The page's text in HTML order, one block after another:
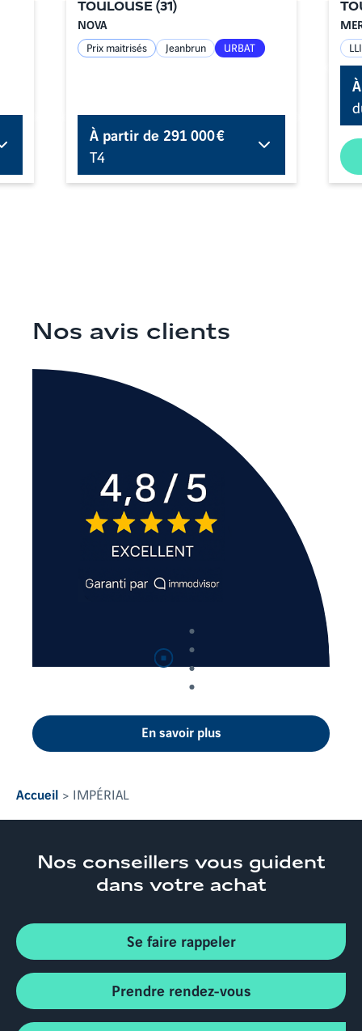
TOULOUSE (31)
NOVA
Prix maitrisés Jeanbrun URBAT
À partir de291 000 €
T4
LLI
Nos avis clients
En savoir plus
Suspendre
la lecture automatique
Accueil IMPÉRIAL
Nos conseillers vous guident
dans votre achat
Se faire rappeler
Prendre rendez-vous